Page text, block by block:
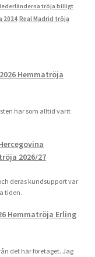
tröja billigt
2024 Real Madrid tröja
Hemmatröja
har som alltid varit
2026/27
deras kundsupport var
tiden.
Hemmatröja Erling
det här företaget. Jag